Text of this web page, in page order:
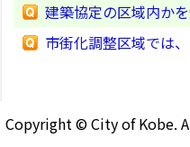
建築協定の区域内かを
市街化調整区域では
Copyright © City of Kobe.